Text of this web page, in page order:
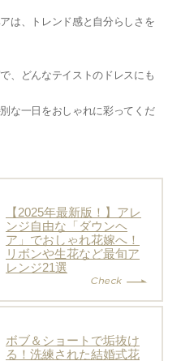
は、トレンド感と自分らしさを
、どんなテイストのドレスにも
な一日をおしゃれに彩ってくだ
【2025年最新版！】アレ
ンジ自由な「ダウンヘ
ア」でおしゃれ花嫁へ！
リボンや生花など最旬ア
レンジ21選
ボブ＆ショートで垢抜け
る！洗練された結婚式花